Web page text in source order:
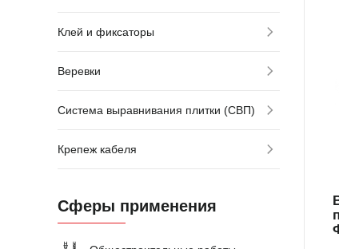
Клей и фиксаторы
Веревки
Система выравнивания плитки (СВП)
Крепеж кабеля
Сферы применения